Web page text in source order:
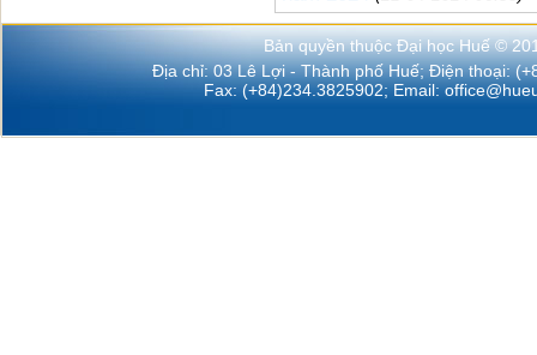
Bản quyền thuộc Đại học Huế ©
Địa chỉ: 03 Lê Lợi - Thành phố Huế; Điện thoại:
Fax: (+84)234.3825902; Email: